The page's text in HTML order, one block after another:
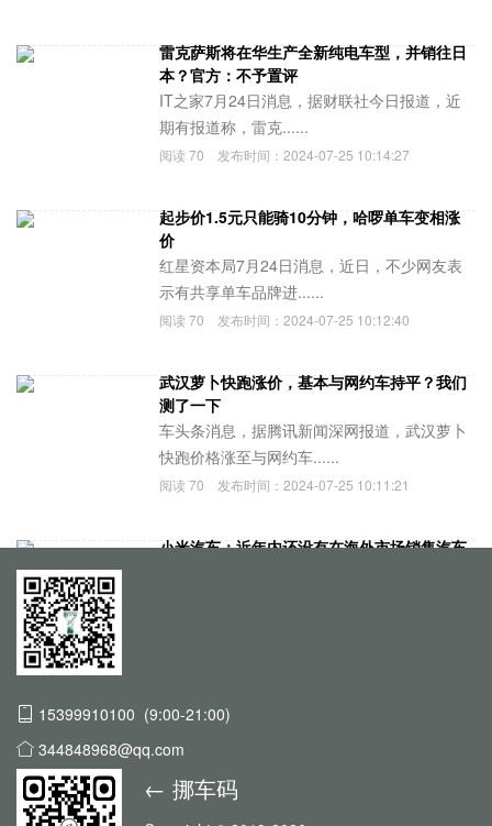
雷克萨斯将在华生产全新纯电车型，并销往日
本？官方：不予置评
IT之家7月24日消息，据财联社今日报道，近
期有报道称，雷克......
阅读70 发布时间：2024-07-25 10:14:27
起步价1.5元只能骑10分钟，哈啰单车变相涨
价
红星资本局7月24日消息，近日，不少网友表
示有共享单车品牌进......
阅读70 发布时间：2024-07-25 10:12:40
武汉萝卜快跑涨价，基本与网约车持平？我们
测了一下
车头条消息，据腾讯新闻深网报道，武汉萝卜
快跑价格涨至与网约车......
阅读70 发布时间：2024-07-25 10:11:21
小米汽车：近年内还没有在海外市场销售汽车
15399910100 (9:00-21:00)
344848968@qq.com
← 挪车码